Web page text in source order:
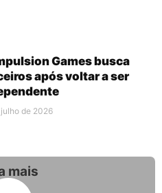
Games busca
após voltar a ser
julho de 2026
mais